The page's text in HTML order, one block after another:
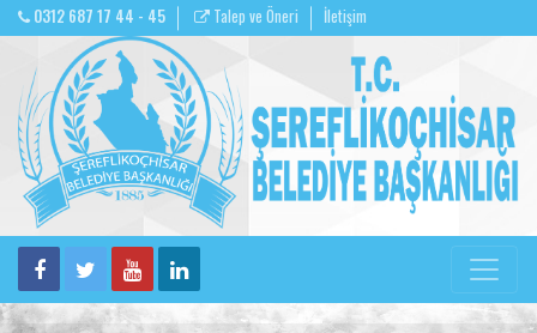
0312 687 17 44 - 45 Talep ve Öneri İletişim